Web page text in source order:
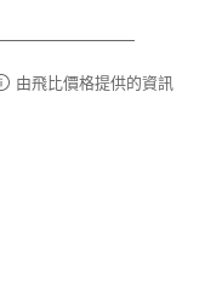
由飛比價格提供的資訊